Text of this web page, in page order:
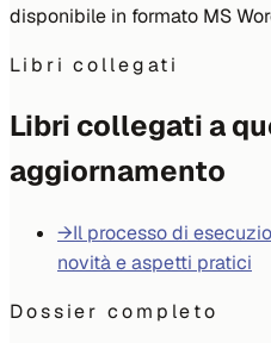
disponibile in formato MS
Libri collegati
Libri collegati a
aggiornamento
→Il processo di
novità e aspetti pratici
Dossier completo